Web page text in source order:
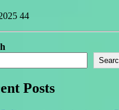
44
Posts